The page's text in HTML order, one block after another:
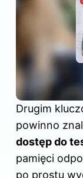
Drugim
powinno
dostęp do
pamięci
po prostu